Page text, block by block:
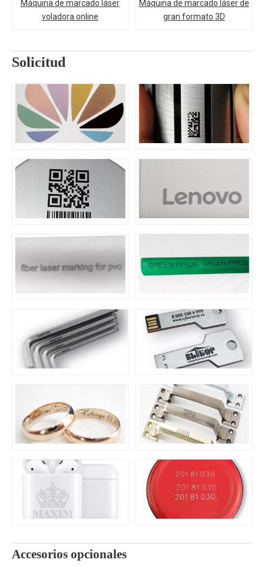
Máquina de marcado láser
voladora online
Máquina de marcado láser de
gran formato 3D
Solicitud
Accesorios opcionales